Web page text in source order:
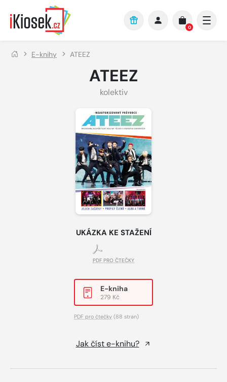
Přejít na hlavní obsah
0
E-knihy ATEEZ
ATEEZ
kolektiv
UKÁZKA KE STAŽENÍ
PDF PRO ČTEČKY
E-kniha
279 Kč
PDF pro čtečky (88 stran)
Jak číst e-knihu?